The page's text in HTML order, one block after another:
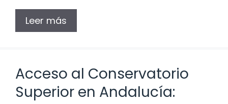
Leer más
Acceso al Conservatorio
Superior en Andalucía: